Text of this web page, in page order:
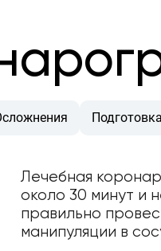
Подготовка
Лечебная
около 30 минут и
правильно
манипуляции в